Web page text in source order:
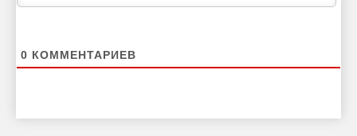
0 КОММЕНТАРИЕВ